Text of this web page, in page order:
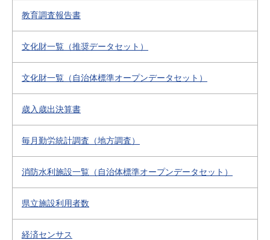
教育調査報告書
文化財一覧（推奨データセット）
文化財一覧（自治体標準オープンデータセット）
歳入歳出決算書
毎月勤労統計調査（地方調査）
消防水利施設一覧（自治体標準オープンデータセット）
県立施設利用者数
経済センサス